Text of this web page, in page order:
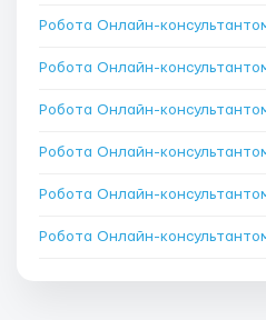
Робота Онлайн-консультантом
Робота Онлайн-
Робота Онлайн-
Робота Онлайн-
Робота Онлайн-